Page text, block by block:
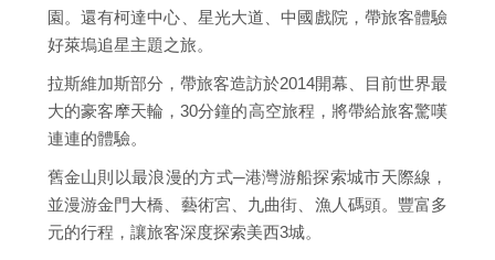
園。還有柯達中心、星光大道、中國戲院，帶旅客體驗
好萊塢追星主題之旅。
拉斯維加斯部分，帶旅客造訪於2014開幕、目前世界最
大的豪客摩天輪，30分鐘的高空旅程，將帶給旅客驚嘆
連連的體驗。
舊金山則以最浪漫的方式─港灣游船探索城市天際線，
並漫游金門大橋、藝術宮、九曲街、漁人碼頭。豐富多
元的行程，讓旅客深度探索美西3城。